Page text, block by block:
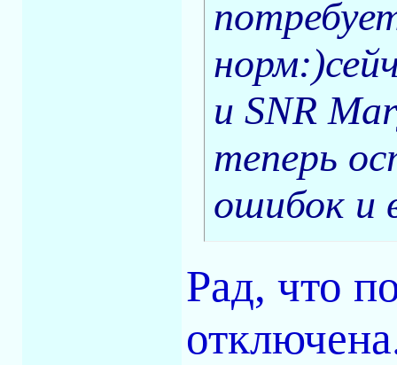
и SNR
теперь
ошибок и
Рад, что